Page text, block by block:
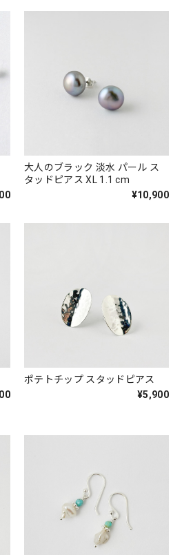
大人のブラック 淡水 パール ス
タッドピアス XL 1.1 cm
¥10,900
ポテトチップ スタッドピアス
¥5,900